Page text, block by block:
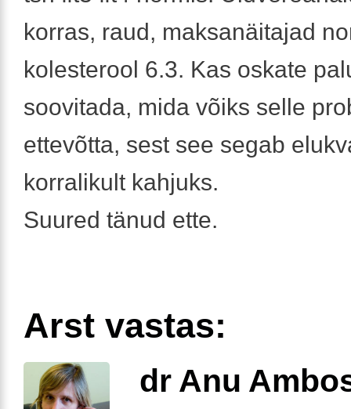
korras, raud, maksanäitajad
kolesterool 6.3. Kas oskate
soovitada, mida võiks selle
ettevõtta, sest see segab
korralikult kahjuks.
Suured tänud ette.
Arst vastas:
dr Anu